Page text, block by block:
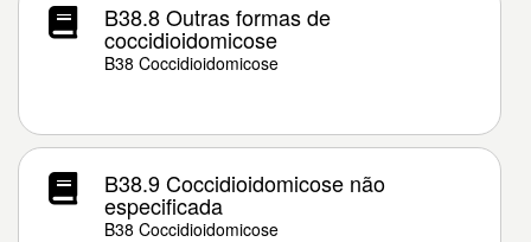
B38.8 Outras formas de
coccidioidomicose
B38 Coccidioidomicose
B38.9 Coccidioidomicose não
especificada
B38 Coccidioidomicose